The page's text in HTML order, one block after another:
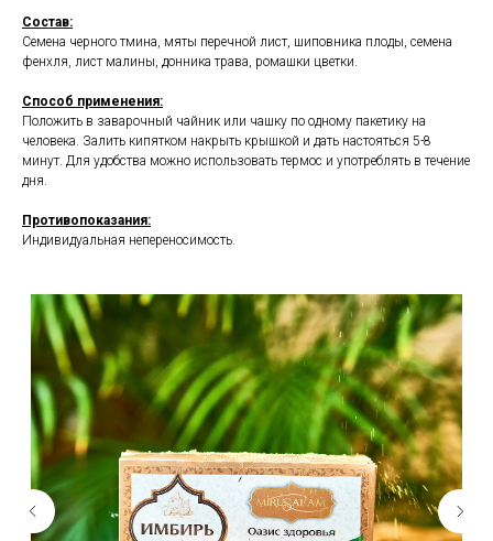
Состав:
Семена черного тмина, мяты перечной лист, шиповника плоды, семена
фенхля, лист малины, донника трава, ромашки цветки.
Способ применения:
Положить в заварочный чайник или чашку по одному пакетику на
человека. Залить кипятком накрыть крышкой и дать настояться 5-8
минут. Для удобства можно использовать термос и употреблять в течение
дня.
Противопоказания:
Индивидуальная непереносимость.